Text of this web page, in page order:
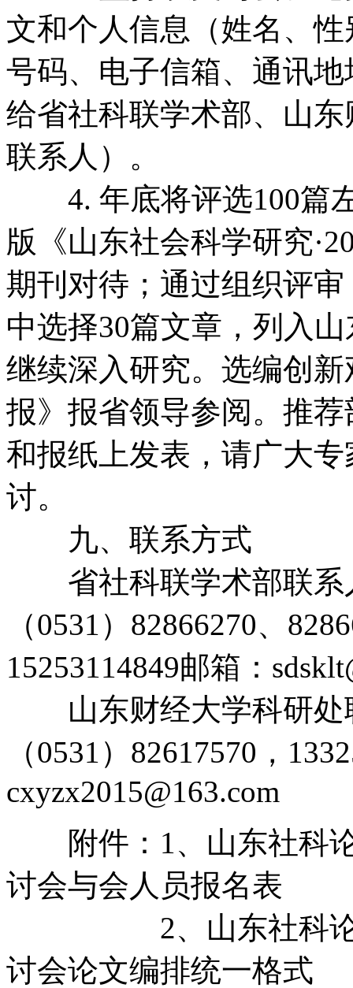
文和个人信息（姓名、
号码、电子信箱、通讯
给省社科联学术部、山
联系人）。
4. 年底将评选100篇
版《山东社会科学研究
期刊对待；通过组织评
中选择30篇文章，列入
继续深入研究。选编创
报》报省领导参阅。推
和报纸上发表，请广大
讨。
九、联系方式
省社科联学术部联系
（0531）82866270、
15253114849邮箱：
山东财经大学科研处
（0531）82617570，
cxyzx2015@163.com
附件：1、山东社科
讨会与会人员报名表
2、山东社科论坛
讨会论文编排统一格式